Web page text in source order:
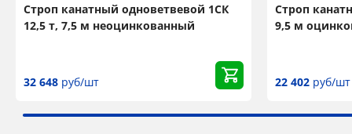
Строп канатный одноветвевой 1СК
12,5 т, 7,5 м неоцинкованный
32 648 руб/шт
Строп
9,5 м
22 402 руб/шт